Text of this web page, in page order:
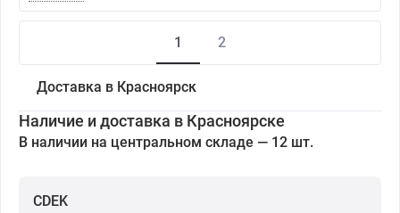
1 2
Доставка в Красноярск
Наличие и доставка в Красноярске
В наличии на центральном складе — 12 шт.
CDEK